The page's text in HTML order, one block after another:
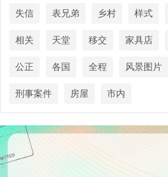
失信 表兄弟 乡村 样式
相关 天堂 移交 家具店
公正 各国 全程 风景图片
刑事案件 房屋 市内